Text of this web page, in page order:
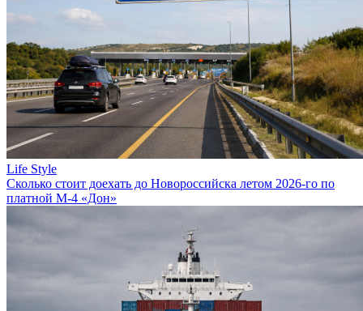
Life Style
Сколько стоит доехать до Новороссийска летом 2026-го по
платной М-4 «Дон»